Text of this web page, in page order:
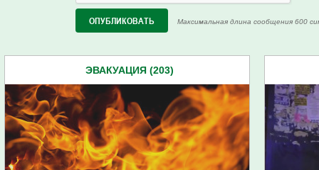
Максимальная длина сообщения 600
ЭВАКУАЦИЯ (203)